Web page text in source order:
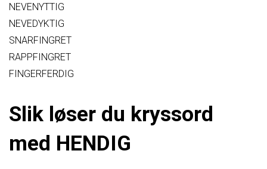
NEVENYTTIG
NEVEDYKTIG
SNARFINGRET
RAPPFINGRET
FINGERFERDIG
Slik løser du kryssord
med HENDIG